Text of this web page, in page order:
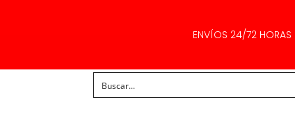
ENVÍOS 24/72 HORAS